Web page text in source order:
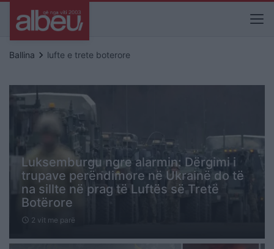
Ballina keyboard_arrow_right lufte e trete boterore
Luksemburgu ngre alarmin: Dërgimi i
trupave perëndimore në Ukrainë do të
na sillte në prag të Luftës së Tretë
Botërore
schedule 2 vit me parë